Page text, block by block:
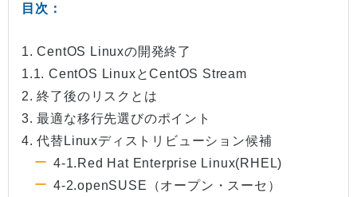
目次：
1. CentOS Linuxの開発終了
1.1. CentOS LinuxとCentOS Stream
2. 終了後のリスクとは
3. 最適な移行先選びのポイント
4. 代替Linuxディストリビューション候補
4-1.Red Hat Enterprise Linux(RHEL)
4-2.openSUSE（オープン・スーセ）